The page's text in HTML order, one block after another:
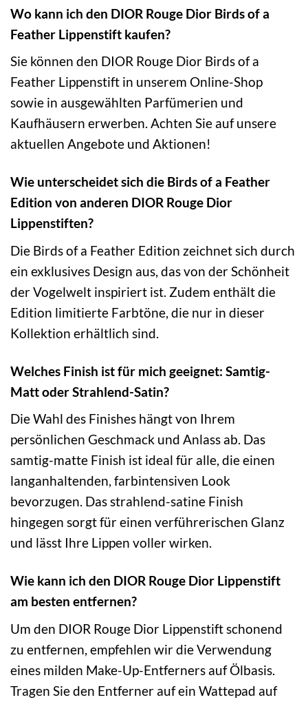
Wo kann ich den DIOR Rouge Dior Birds of a
Feather Lippenstift kaufen?
Sie können den DIOR Rouge Dior Birds of a
Feather Lippenstift in unserem Online-Shop
sowie in ausgewählten Parfümerien und
Kaufhäusern erwerben. Achten Sie auf unsere
aktuellen Angebote und Aktionen!
Wie unterscheidet sich die Birds of a Feather
Edition von anderen DIOR Rouge Dior
Lippenstiften?
Die Birds of a Feather Edition zeichnet sich durch
ein exklusives Design aus, das von der Schönheit
der Vogelwelt inspiriert ist. Zudem enthält die
Edition limitierte Farbtöne, die nur in dieser
Kollektion erhältlich sind.
Welches Finish ist für mich geeignet: Samtig-
Matt oder Strahlend-Satin?
Die Wahl des Finishes hängt von Ihrem
persönlichen Geschmack und Anlass ab. Das
samtig-matte Finish ist ideal für alle, die einen
langanhaltenden, farbintensiven Look
bevorzugen. Das strahlend-satine Finish
hingegen sorgt für einen verführerischen Glanz
und lässt Ihre Lippen voller wirken.
Wie kann ich den DIOR Rouge Dior Lippenstift
am besten entfernen?
Um den DIOR Rouge Dior Lippenstift schonend
zu entfernen, empfehlen wir die Verwendung
eines milden Make-Up-Entferners auf Ölbasis.
Tragen Sie den Entferner auf ein Wattepad auf